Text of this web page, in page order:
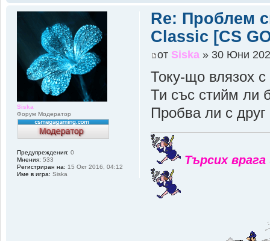
Re: Проблем
Classic [CS
от Siska » 30 Юни
Току-що влязох с
Ти със стийм ли
Пробва ли с
Търсих
Siska
Форум Модератор
Предупреждения: 0
Мнения: 533
Регистриран на: 15 Окт 2016, 04:12
Име в игра: Siska